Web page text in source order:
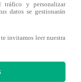
y personalizar
tus datos se gestionarán
invitamos leer nuestra